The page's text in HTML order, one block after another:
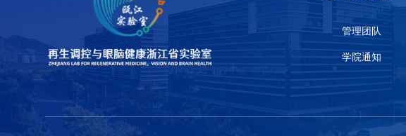
管理团队
学院通知